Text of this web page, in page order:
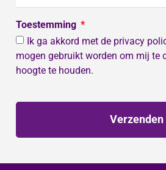
Toestemming
Ik ga akkord met de privacy
mogen gebruikt worden om mij te
hoogte te houden.
Verzenden